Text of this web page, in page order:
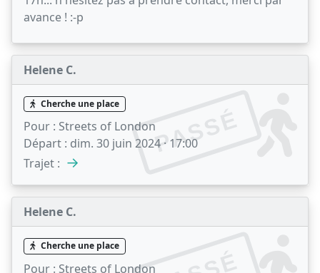
avance ! :-p
Helene C.
PASSÉ
Cherche une place
Pour : Streets of London
Départ : dim. 30 juin 2024 · 17:00
Trajet : →
Helene C.
Cherche une place
Pour : Streets of London